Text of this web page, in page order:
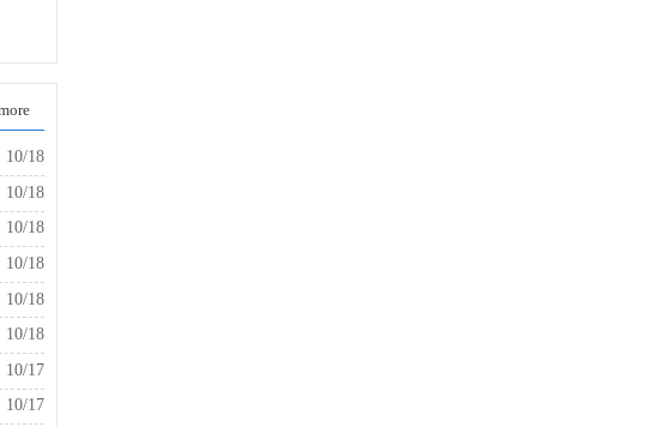
10/18
10/18
10/18
10/18
10/18
10/18
10/17
10/17